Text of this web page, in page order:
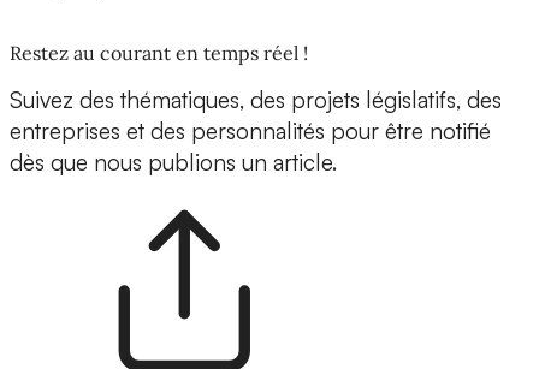
Restez au courant en temps réel !
Suivez des thématiques, des projets législatifs, des
entreprises et des personnalités pour être notifié
dès que nous publions un article.